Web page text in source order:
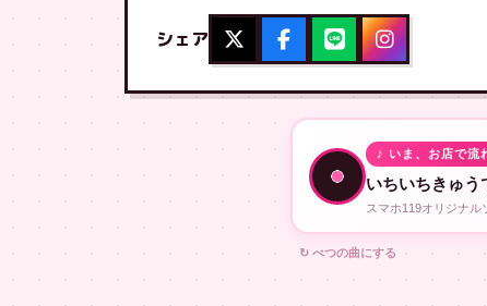
シェア
♪ いま、お店で流
いちいちきゅう
スマホ119オリジナル
↻ べつの曲にする